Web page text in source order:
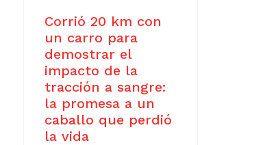
Corrió 20 km con
un carro para
demostrar el
impacto de la
tracción a sangre:
la promesa a un
caballo que perdió
la vida